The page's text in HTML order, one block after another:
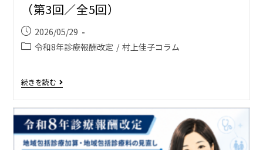
（第3回／全5回）
2026/05/29
令和8年診療報酬改定 / 村上佳子コラム
続きを読む